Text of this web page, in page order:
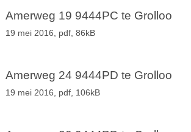
Amerweg 19 9444PC te Grolloo
19 mei 2016, pdf, 86kB
Amerweg 24 9444PD te Grolloo
19 mei 2016, pdf, 106kB